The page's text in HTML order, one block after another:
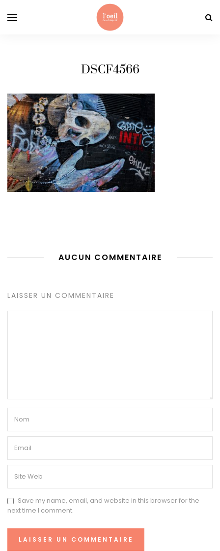
DSCF4566
AUCUN COMMENTAIRE
LAISSER UN COMMENTAIRE
Save my name, email, and website in this browser for the
next time I comment.